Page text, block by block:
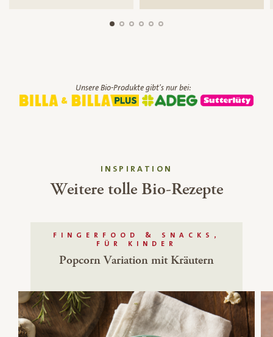
Unsere Bio-Produkte gibt's nur bei:
INSPIRATION
Weitere tolle Bio-Rezepte
FINGERFOOD & SNACKS,
FÜR KINDER
Popcorn Variation mit Kräutern